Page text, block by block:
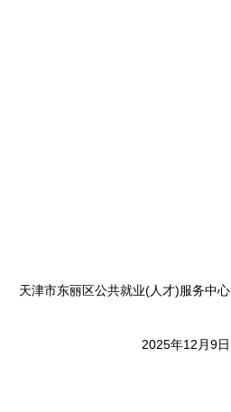
天津市东丽区公共就业(人才)服务中心
2025年12月9日